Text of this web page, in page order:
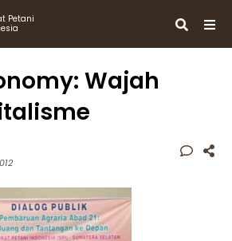
Petani
Wajah